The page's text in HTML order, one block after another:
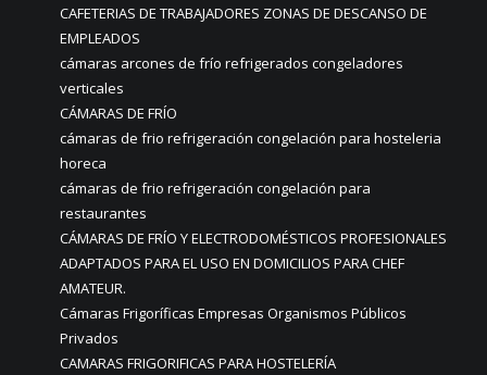
CAFETERIAS DE TRABAJADORES ZONAS DE DESCANSO DE
EMPLEADOS
cámaras arcones de frío refrigerados congeladores
verticales
CÁMARAS DE FRÍO
cámaras de frio refrigeración congelación para hosteleria
horeca
cámaras de frio refrigeración congelación para
restaurantes
CÁMARAS DE FRÍO Y ELECTRODOMÉSTICOS PROFESIONALES
ADAPTADOS PARA EL USO EN DOMICILIOS PARA CHEF
AMATEUR.
Cámaras Frigoríficas Empresas Organismos Públicos
Privados
CAMARAS FRIGORIFICAS PARA HOSTELERÍA